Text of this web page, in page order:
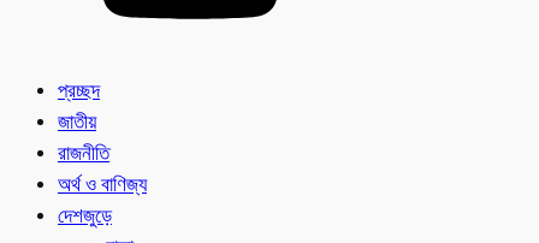
প্রচ্ছদ
জাতীয়
রাজনীতি
অর্থ ও বাণিজ্য
দেশজুড়ে